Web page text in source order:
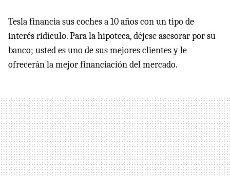
Tesla financia sus coches a 10 años con un tipo de
interés ridículo. Para la hipoteca, déjese asesorar por su
banco; usted es uno de sus mejores clientes y le
ofrecerán la mejor financiación del mercado.